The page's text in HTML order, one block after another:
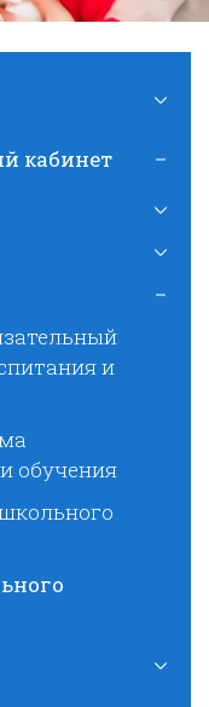
кабинет
и
обучения